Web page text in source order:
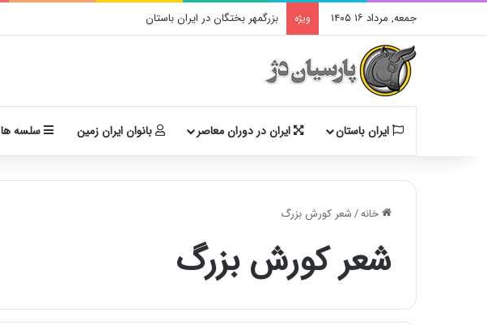
جمعه, مرداد ۱۶ ۱۴۰۵ ویژه بزرگمهر بختگان در ایران باستان
ایران باستان ایران در دوران معاصر بانوان ایران زمین سلسه ها
خانه/شعر کورش بزرگ
شعر کورش بزرگ